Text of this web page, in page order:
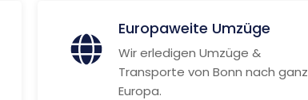
Europaweite Umzüge
Wir erledigen Umzüge &
Transporte von Bonn nach ganz
Europa.